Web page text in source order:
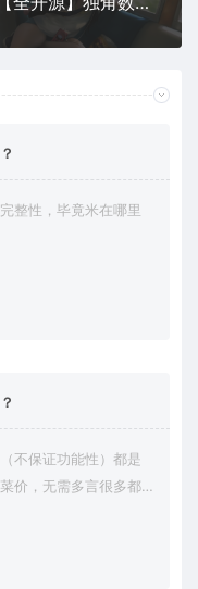
整性，毕竟米在哪里
不保证功能性）都是
价，无需多言很多都